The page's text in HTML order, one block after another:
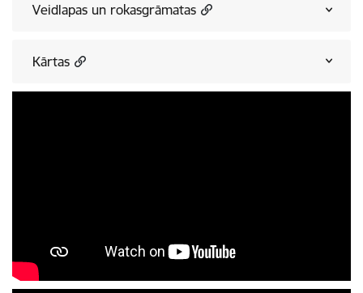
Veidlapas un rokasgrāmatas
Kārtas